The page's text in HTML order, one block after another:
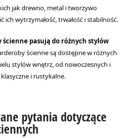
jak drewno, metal i tworzywo
ich wytrzymałość, trwałość i stabilność.
ścienne pasują do różnych stylów
ścienne są dostępne w różnych
stylów wnętrz, od nowoczesnych i
i rustykalne.
pytania dotyczące